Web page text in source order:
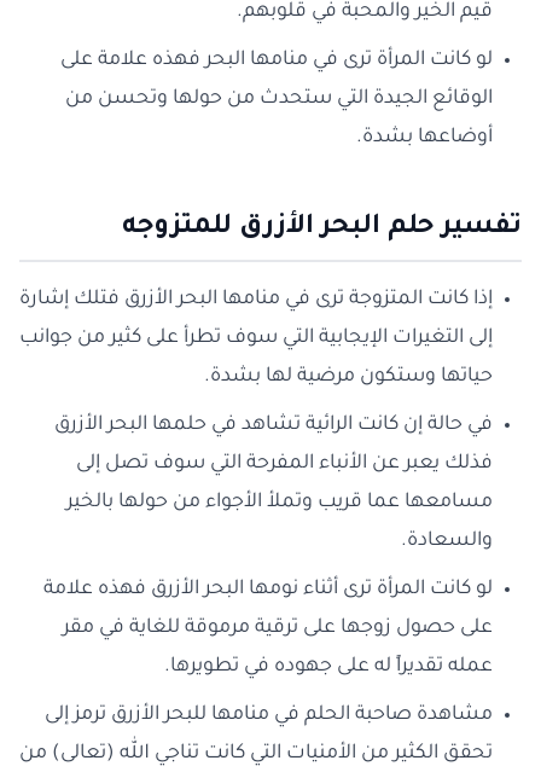
قيم الخير والمحبة في قلوبهم.
لو كانت المرأة ترى في منامها البحر فهذه علامة على
الوقائع الجيدة التي ستحدث من حولها وتحسن من
أوضاعها بشدة.
تفسير حلم البحر الأزرق للمتزوجه
إذا كانت المتزوجة ترى في منامها البحر الأزرق فتلك إشارة
إلى التغيرات الإيجابية التي سوف تطرأ على كثير من جوانب
حياتها وستكون مرضية لها بشدة.
في حالة إن كانت الرائية تشاهد في حلمها البحر الأزرق
فذلك يعبر عن الأنباء المفرحة التي سوف تصل إلى
مسامعها عما قريب وتملأ الأجواء من حولها بالخير
والسعادة.
لو كانت المرأة ترى أثناء نومها البحر الأزرق فهذه علامة
على حصول زوجها على ترقية مرموقة للغاية في مقر
عمله تقديراً له على جهوده في تطويرها.
مشاهدة صاحبة الحلم في منامها للبحر الأزرق ترمز إلى
تحقق الكثير من الأمنيات التي كانت تناجي الله (تعالى) من